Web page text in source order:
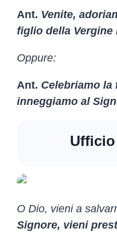
Ant. Venite,
figlio della Vergine
Oppure:
Ant. Celebriamo la
inneggiamo al
O Dio, vieni a
Signore, vieni